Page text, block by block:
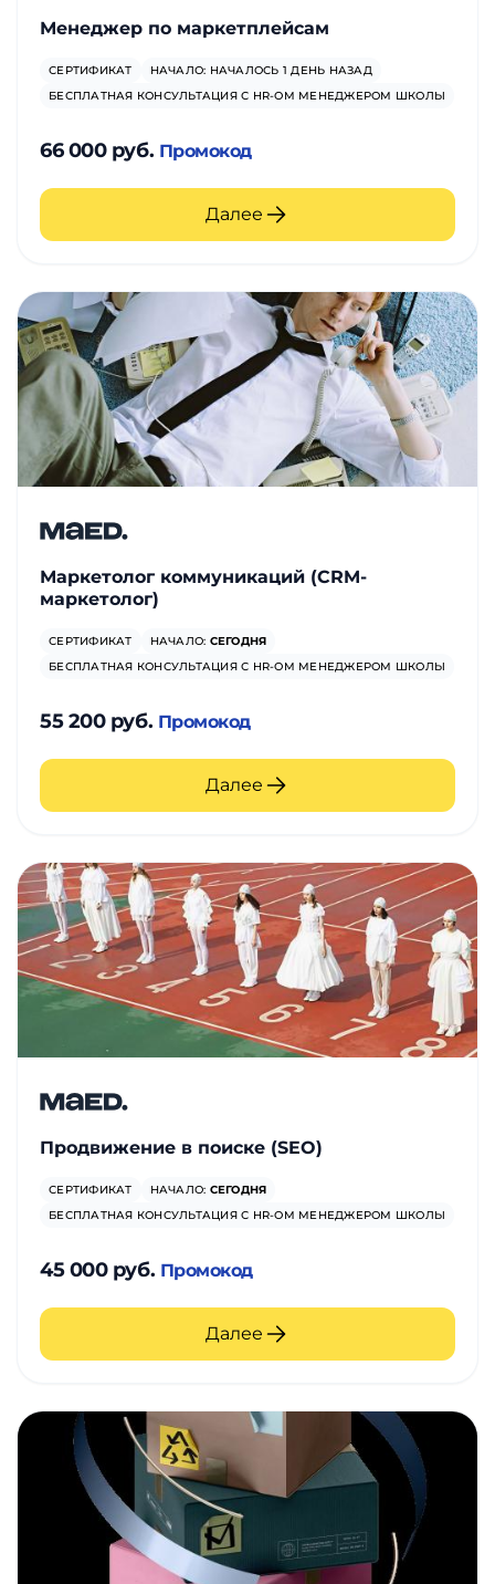
Менеджер по маркетплейсам
СЕРТИФИКАТ
НАЧАЛО: НАЧАЛОСЬ 1 ДЕНЬ НАЗАД
БЕСПЛАТНАЯ КОНСУЛЬТАЦИЯ С HR-ОМ МЕНЕДЖЕРОМ ШКОЛЫ
66 000 руб. Промокод
Далее
Маркетолог коммуникаций (CRM-
маркетолог)
СЕРТИФИКАТ НАЧАЛО: СЕГОДНЯ
БЕСПЛАТНАЯ КОНСУЛЬТАЦИЯ С HR-ОМ МЕНЕДЖЕРОМ ШКОЛЫ
55 200 руб. Промокод
Далее
Продвижение в поиске (SEO)
СЕРТИФИКАТ НАЧАЛО: СЕГОДНЯ
БЕСПЛАТНАЯ КОНСУЛЬТАЦИЯ С HR-ОМ МЕНЕДЖЕРОМ ШКОЛЫ
45 000 руб. Промокод
Далее